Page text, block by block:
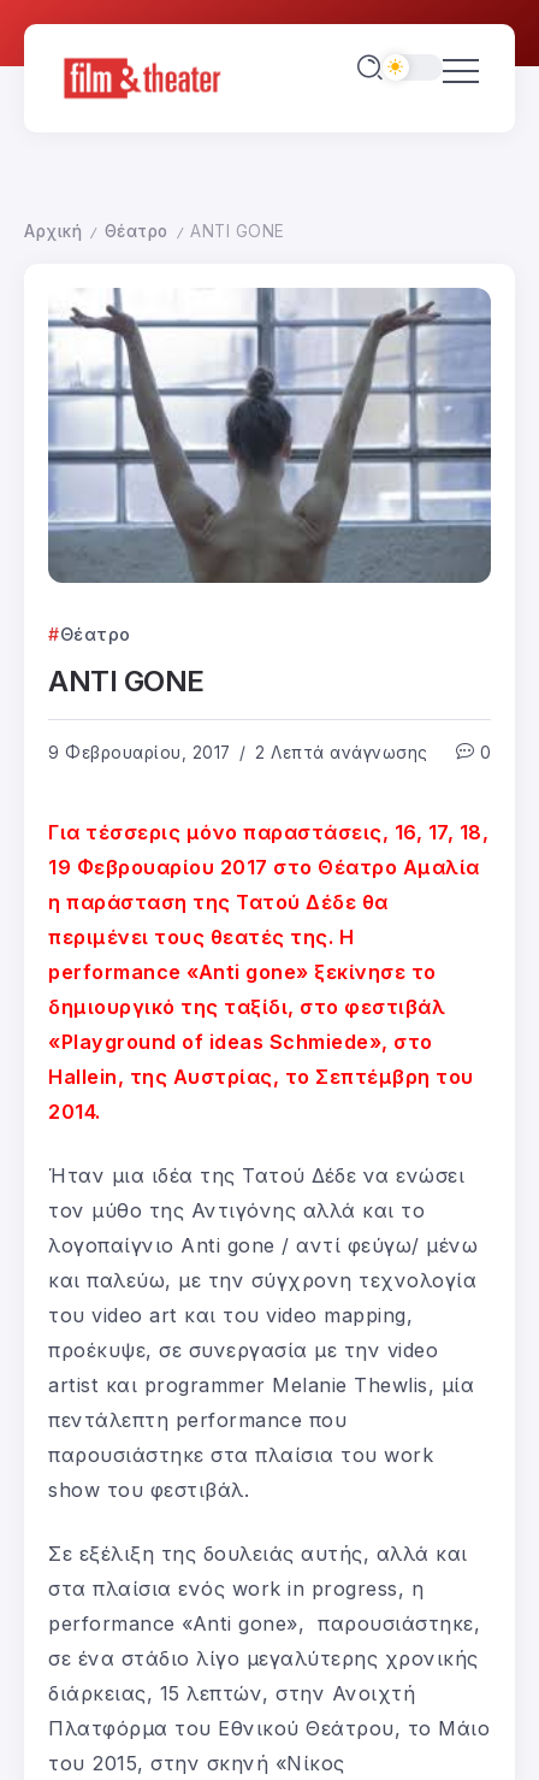
Αρχική / Θέατρο / ANTI GONE
Θέατρο
ANTI GONE
9 Φεβρουαρίου, 2017 2 Λεπτά ανάγνωσης 0
Για τέσσερις μόνο παραστάσεις, 16, 17, 18,
19 Φεβρουαρίου 2017 στο Θέατρο Αμαλία
η παράσταση της Τατού Δέδε θα
περιμένει τους θεατές της. Η
performance «Anti gone» ξεκίνησε το
δημιουργικό της ταξίδι, στο φεστιβάλ
«Playground of ideas Schmiede», στο
Hallein, της Αυστρίας, το Σεπτέμβρη του
2014.
Ήταν μια ιδέα της Τατού Δέδε να ενώσει
τον μύθο της Αντιγόνης αλλά και το
λογοπαίγνιο Anti gone / αντί φεύγω/ μένω
και παλεύω, με την σύγχρονη τεχνολογία
του video art και του video mapping,
προέκυψε, σε συνεργασία με την video
artist και programmer Melanie Thewlis, μία
πεντάλεπτη performance που
παρουσιάστηκε στα πλαίσια του work
show του φεστιβάλ.
Σε εξέλιξη της δουλειάς αυτής, αλλά και
στα πλαίσια ενός work in progress, η
performance «Anti gone», παρουσιάστηκε,
σε ένα στάδιο λίγο μεγαλύτερης χρονικής
διάρκειας, 15 λεπτών, στην Ανοιχτή
Πλατφόρμα του Εθνικού Θεάτρου, το Μάιο
του 2015, στην σκηνή «Νίκος